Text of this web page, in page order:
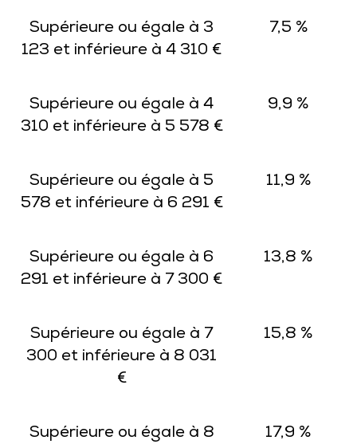
Supérieure ou égale à 3
123 et inférieure à 4 310 €
7,5 %
Supérieure ou égale à 4
310 et inférieure à 5 578 €
9,9 %
Supérieure ou égale à 5
578 et inférieure à 6 291 €
11,9 %
Supérieure ou égale à 6
291 et inférieure à 7 300 €
13,8 %
Supérieure ou égale à 7
300 et inférieure à 8 031
€
15,8 %
Supérieure ou égale à 8
17,9 %